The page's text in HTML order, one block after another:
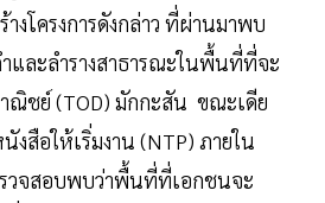
โครงการดังกล่าว ที่ผ่านมาพบ
และลำรางสาธารณะในพื้นที่ที่จะ
ชย์ (TOD) มักกะสัน ขณะเดีย
สือให้เริ่มงาน (NTP) ภายใน
วจสอบพบว่าพื้นที่ที่เอกชนจะ